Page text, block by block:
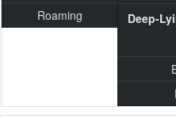
Roaming
Deep-